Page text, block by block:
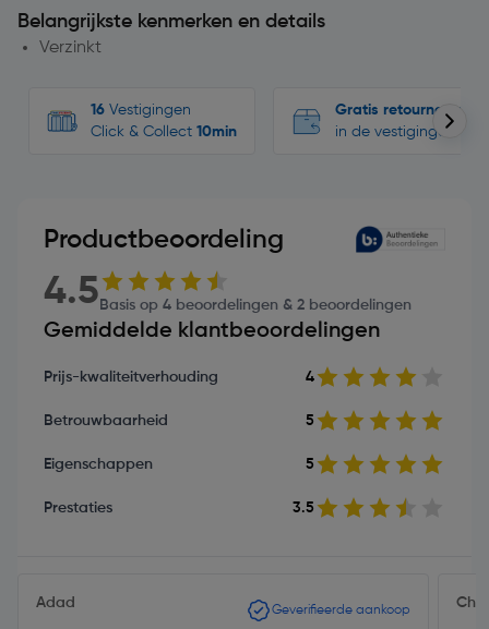
Belangrijkste kenmerken en details
Verzinkt
16 Vestigingen
Click & Collect 10min
Gratis retourneren
in de vestigingen
Productbeoordeling
4.5 Basis op 4 beoordelingen & 2 beoordelingen
Gemiddelde klantbeoordelingen
Prijs-kwaliteitverhouding 4
Betrouwbaarheid 5
Eigenschappen 5
Prestaties 3.5
Adad Geverifieerde aankoop